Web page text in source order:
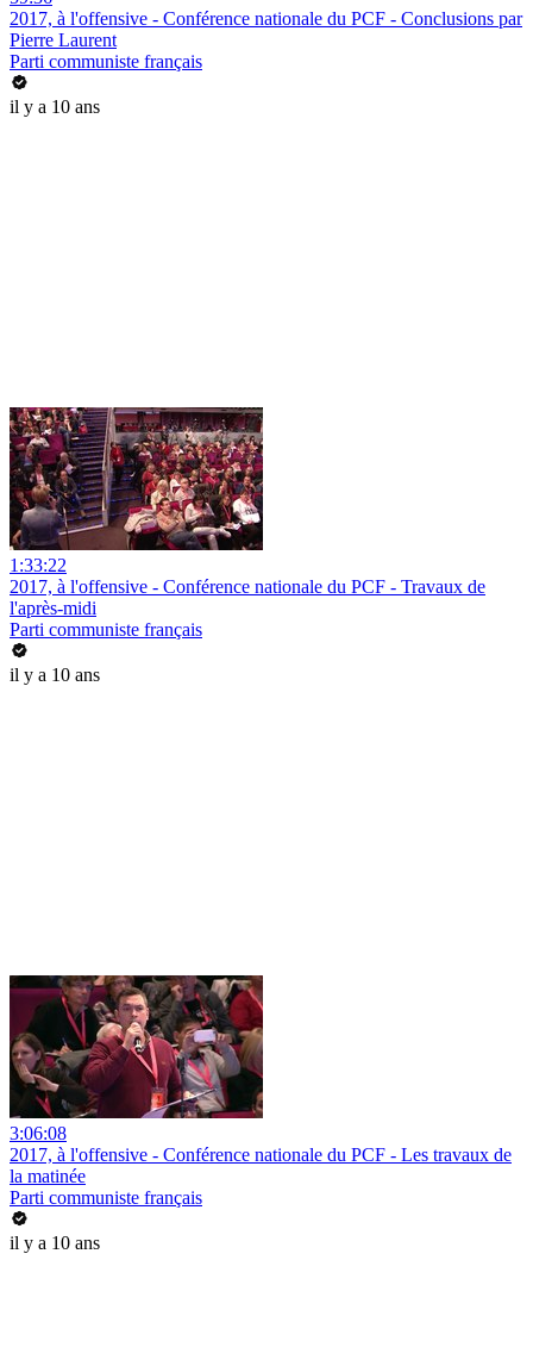
2017, à l'offensive - Conférence nationale du PCF - Conclusions par
Pierre Laurent
Parti communiste français
il y a 10 ans
1:33:22
2017, à l'offensive - Conférence nationale du PCF - Travaux de
l'après-midi
Parti communiste français
il y a 10 ans
3:06:08
2017, à l'offensive - Conférence nationale du PCF - Les travaux de
la matinée
Parti communiste français
il y a 10 ans